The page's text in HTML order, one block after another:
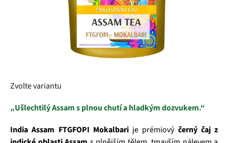
Zvolte variantu
„Ušlechtilý Assam s plnou chutí a hladkým dozvukem.“
India Assam FTGFOPI Mokalbarije prémiový černý čaj z